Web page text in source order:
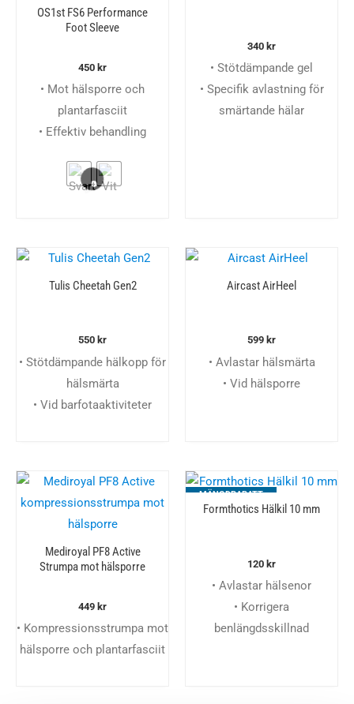
OS1st FS6 Performance
Foot Sleeve
450 kr
• Mot hälsporre och
plantarfasciit
• Effektiv behandling
340 kr
• Stötdämpande gel
• Specifik avlastning för
smärtande hälar
Tulis Cheetah Gen2
550 kr
• Stötdämpande hälkopp för
hälsmärta
• Vid barfotaaktiviteter
Aircast AirHeel
599 kr
• Avlastar hälsmärta
• Vid hälsporre
Mediroyal PF8 Active
Strumpa mot hälsporre
449 kr
• Kompressionsstrumpa mot
hälsporre och plantarfasciit
MÄNGDRABATT
Formthotics Hälkil 10 mm
120 kr
• Avlastar hälsenor
• Korrigera
benlängdsskillnad